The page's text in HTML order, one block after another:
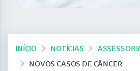
INÍCIO NOTÍCIAS
NOVOS CASOS DE CÂNCER DE MAMA PODEM ATINGIR APROXIMADAMENTE 50 MIL MULHERES